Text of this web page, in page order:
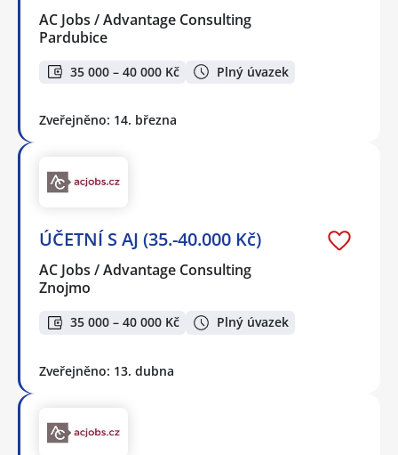
AC Jobs / Advantage Consulting
Pardubice
35 000 – 40 000 Kč Plný úvazek
Zveřejněno: 14. března
ÚČETNÍ S AJ (35.-40.000 Kč)
AC Jobs / Advantage Consulting
Znojmo
35 000 – 40 000 Kč Plný úvazek
Zveřejněno: 13. dubna